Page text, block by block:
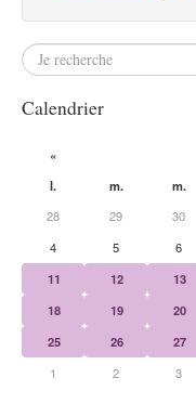
Calendrier
«
l.
m. m.
28
29 30
4
5 6
11
12 13
18
19 20
25
26 27
1
2 3